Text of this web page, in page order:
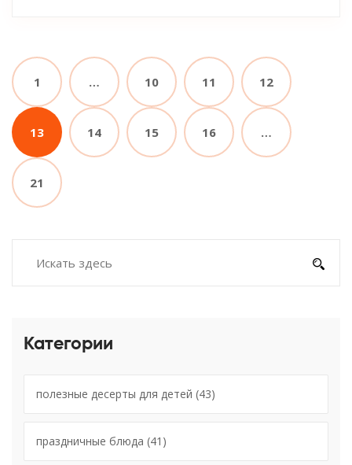
1 … 10 11 12
13 14 15 16 …
21
Категории
полезные десерты для детей (43)
праздничные блюда (41)